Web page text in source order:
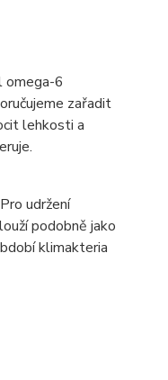
omega-6
zařadit
lehkosti a
udržení
podobně jako
klimakteria